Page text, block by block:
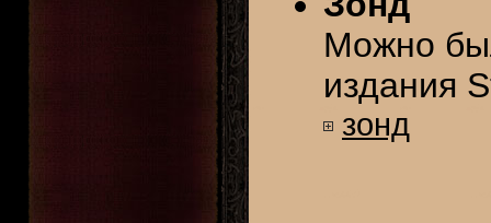
Можно
издания
зонд